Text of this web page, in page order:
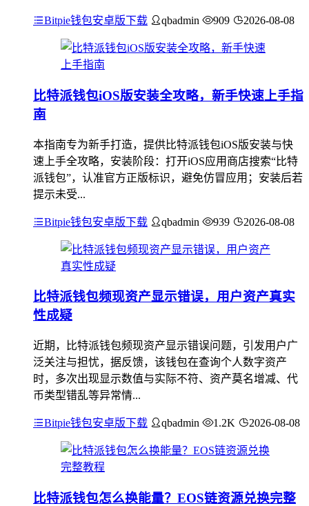
Bitpie钱包安卓版下载 qbadmin 909 2026-08-08
比特派钱包iOS版安装全攻略，新手快速上手指
南
本指南专为新手打造，提供比特派钱包iOS版安装与快
速上手全攻略，安装阶段：打开iOS应用商店搜索“比特
派钱包”，认准官方正版标识，避免仿冒应用；安装后若
提示未受...
Bitpie钱包安卓版下载 qbadmin 939 2026-08-08
比特派钱包频现资产显示错误，用户资产真实
性成疑
近期，比特派钱包频现资产显示错误问题，引发用户广
泛关注与担忧，据反馈，该钱包在查询个人数字资产
时，多次出现显示数值与实际不符、资产莫名增减、代
币类型错乱等异常情...
Bitpie钱包安卓版下载 qbadmin 1.2K 2026-08-08
比特派钱包怎么换能量？EOS链资源兑换完整